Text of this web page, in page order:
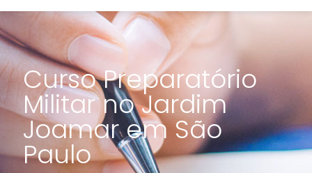
Curso Preparatório
Militar no Jardim
Joamar em São
Paulo